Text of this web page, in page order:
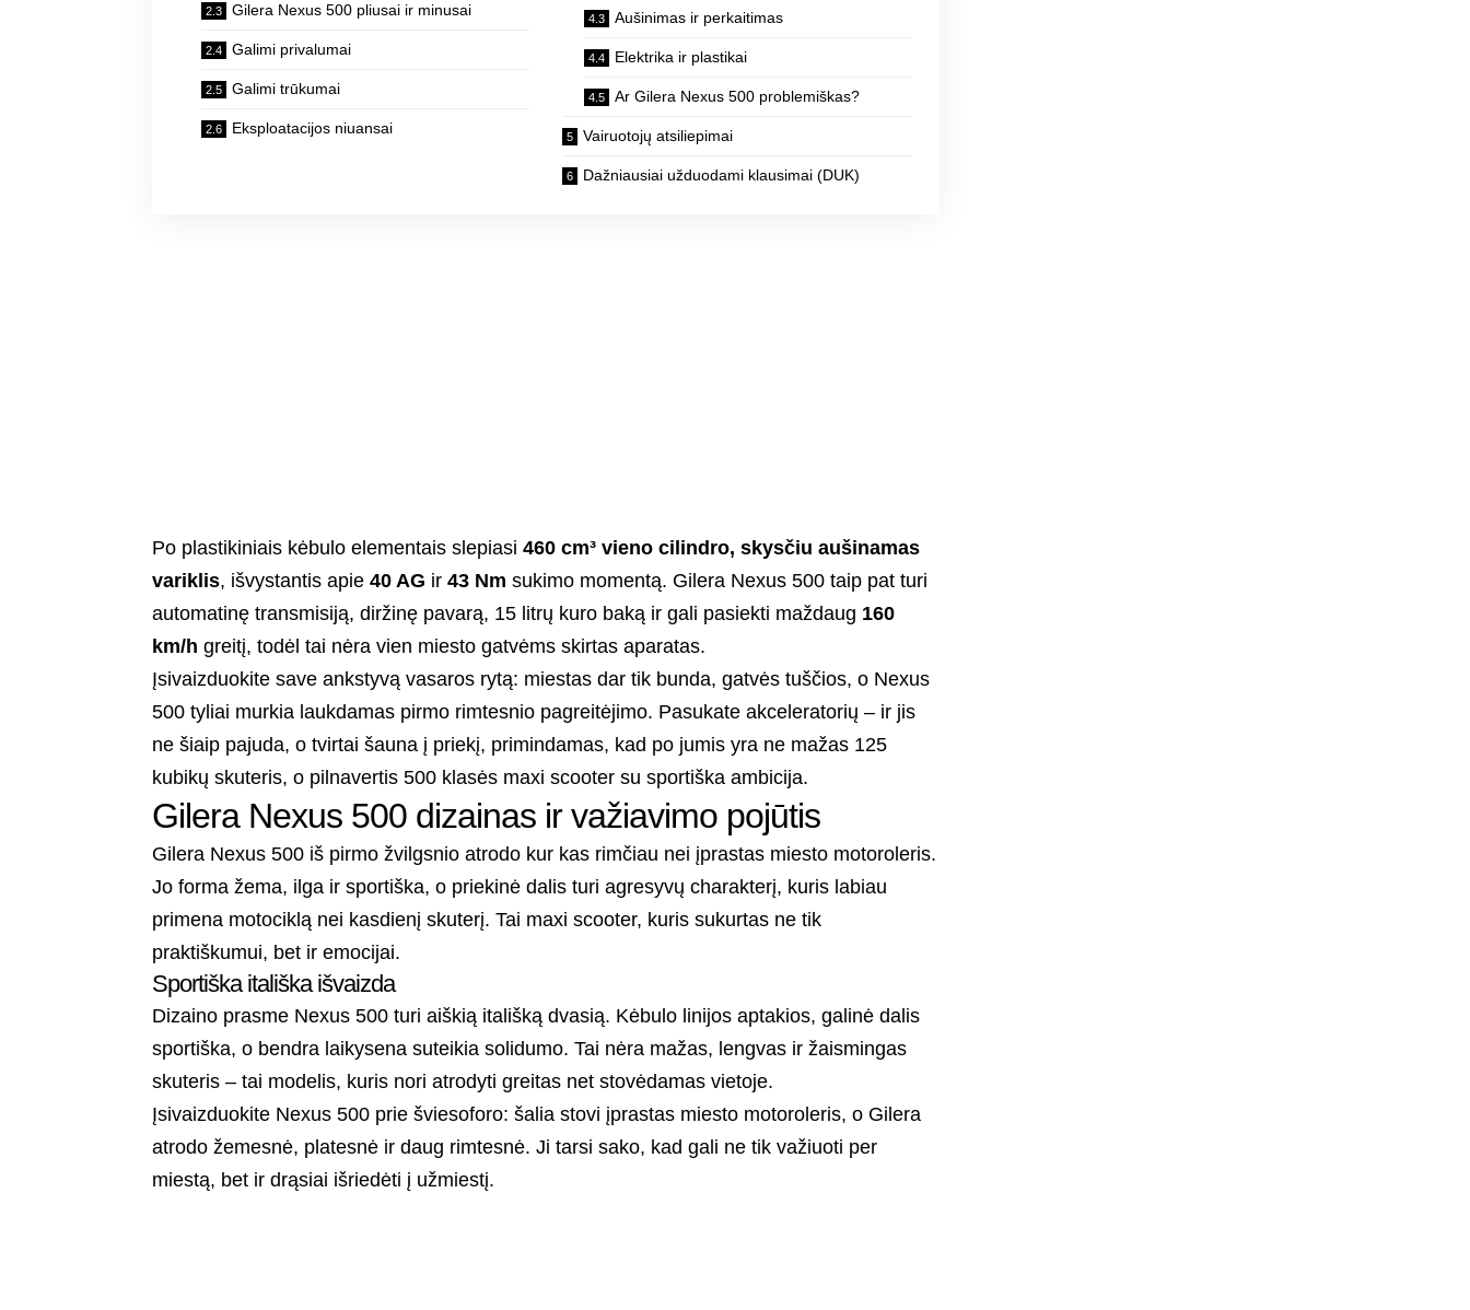
Gilera Nexus 500 pliusai ir minusai
Galimi privalumai
Galimi trūkumai
Eksploatacijos niuansai
Aušinimas ir perkaitimas
Elektrika ir plastikai
Ar Gilera Nexus 500 problemiškas?
Vairuotojų atsiliepimai
Dažniausiai užduodami klausimai (DUK)
Po plastikiniais kėbulo elementais slepiasi460 cm³ vieno cilindro, skysčiu aušinamas
variklis, išvystantis apie40 AG ir43 Nm sukimo momentą. Gilera Nexus 500 taip pat turi
automatinę transmisiją, diržinę pavarą, 15 litrų kuro baką ir gali pasiekti maždaug 160
km/h greitį, todėl tai nėra vien miesto gatvėms skirtas aparatas.
Įsivaizduokite save ankstyvą vasaros rytą: miestas dar tik bunda, gatvės tuščios, o Nexus
500 tyliai murkia laukdamas pirmo rimtesnio pagreitėjimo. Pasukate akceleratorių – ir jis
ne šiaip pajuda, o tvirtai šauna į priekį, primindamas, kad po jumis yra ne mažas 125
kubikų skuteris, o pilnavertis 500 klasės maxi scooter su sportiška ambicija.
Gilera Nexus 500 dizainas ir važiavimo pojūtis
Gilera Nexus 500 iš pirmo žvilgsnio atrodo kur kas rimčiau nei įprastas miesto motoroleris.
Jo forma žema, ilga ir sportiška, o priekinė dalis turi agresyvų charakterį, kuris labiau
primena motociklą nei kasdienį skuterį. Tai maxi scooter, kuris sukurtas ne tik
praktiškumui, bet ir emocijai.
Sportiška itališka išvaizda
Dizaino prasme Nexus 500 turi aiškią itališką dvasią. Kėbulo linijos aptakios, galinė dalis
sportiška, o bendra laikysena suteikia solidumo. Tai nėra mažas, lengvas ir žaismingas
skuteris – tai modelis, kuris nori atrodyti greitas net stovėdamas vietoje.
Įsivaizduokite Nexus 500 prie šviesoforo: šalia stovi įprastas miesto motoroleris, o Gilera
atrodo žemesnė, platesnė ir daug rimtesnė. Ji tarsi sako, kad gali ne tik važiuoti per
miestą, bet ir drąsiai išriedėti į užmiestį.